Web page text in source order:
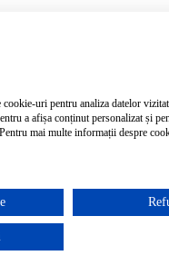
cookie-uri pentru analiza datelor
a afișa conținut personalizat și
mai multe informații despre